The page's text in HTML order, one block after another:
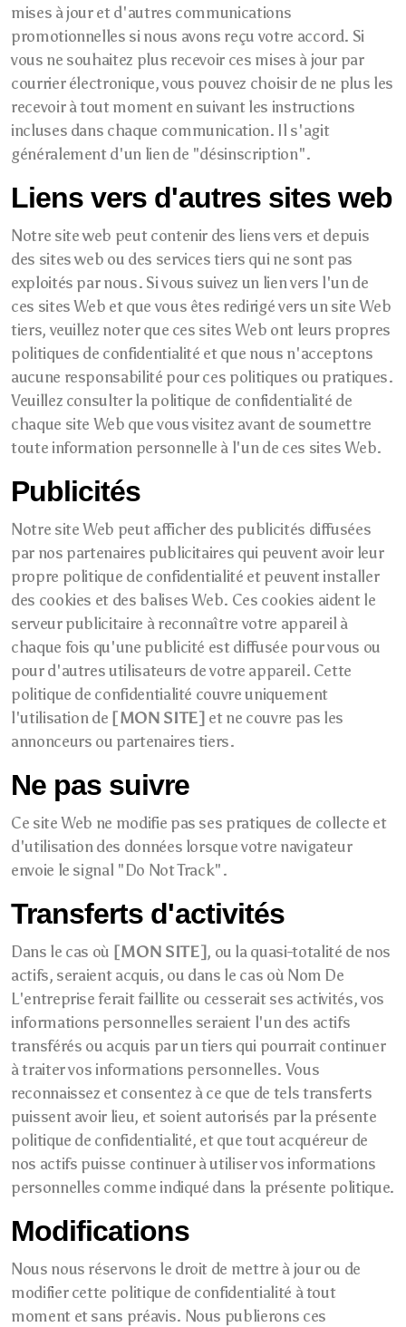
mises à jour et d'autres communications
promotionnelles si nous avons reçu votre accord. Si
vous ne souhaitez plus recevoir ces mises à jour par
courrier électronique, vous pouvez choisir de ne plus les
recevoir à tout moment en suivant les instructions
incluses dans chaque communication. Il s'agit
généralement d'un lien de "désinscription".
Liens vers d'autres sites web
Notre site web peut contenir des liens vers et depuis
des sites web ou des services tiers qui ne sont pas
exploités par nous. Si vous suivez un lien vers l'un de
ces sites Web et que vous êtes redirigé vers un site Web
tiers, veuillez noter que ces sites Web ont leurs propres
politiques de confidentialité et que nous n'acceptons
aucune responsabilité pour ces politiques ou pratiques.
Veuillez consulter la politique de confidentialité de
chaque site Web que vous visitez avant de soumettre
toute information personnelle à l'un de ces sites Web.
Publicités
Notre site Web peut afficher des publicités diffusées
par nos partenaires publicitaires qui peuvent avoir leur
propre politique de confidentialité et peuvent installer
des cookies et des balises Web. Ces cookies aident le
serveur publicitaire à reconnaître votre appareil à
chaque fois qu'une publicité est diffusée pour vous ou
pour d'autres utilisateurs de votre appareil. Cette
politique de confidentialité couvre uniquement
l'utilisation de [MON SITE] et ne couvre pas les
annonceurs ou partenaires tiers.
Ne pas suivre
Ce site Web ne modifie pas ses pratiques de collecte et
d'utilisation des données lorsque votre navigateur
envoie le signal "Do Not Track".
Transferts d'activités
Dans le cas où [MON SITE], ou la quasi-totalité de nos
actifs, seraient acquis, ou dans le cas où Nom De
L'entreprise ferait faillite ou cesserait ses activités, vos
informations personnelles seraient l'un des actifs
transférés ou acquis par un tiers qui pourrait continuer
à traiter vos informations personnelles. Vous
reconnaissez et consentez à ce que de tels transferts
puissent avoir lieu, et soient autorisés par la présente
politique de confidentialité, et que tout acquéreur de
nos actifs puisse continuer à utiliser vos informations
personnelles comme indiqué dans la présente politique.
Modifications
Nous nous réservons le droit de mettre à jour ou de
modifier cette politique de confidentialité à tout
moment et sans préavis. Nous publierons ces